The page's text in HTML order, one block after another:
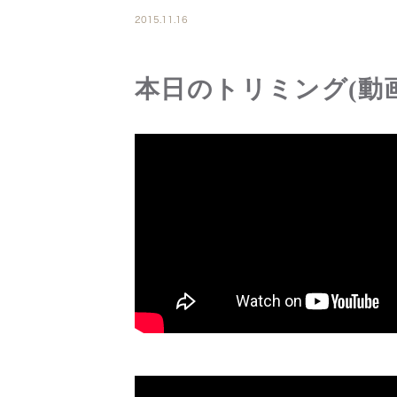
2015.11.16
本日のトリミング(動